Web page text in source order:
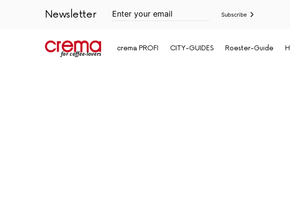
Newsletter Subscribe
crema PROFI CITY-GUIDES Roester-Guide